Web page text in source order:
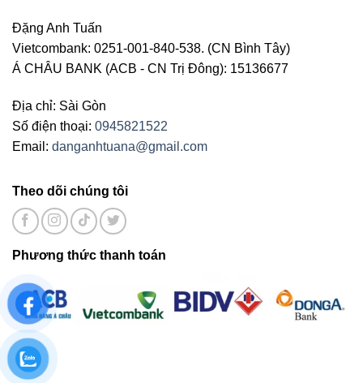
Đặng Anh Tuấn
Vietcombank: 0251-001-840-538. (CN Bình Tây)
Á CHÂU BANK (ACB - CN Trị Đông): 15136677
Địa chỉ: Sài Gòn
Số điện thoại: 0945821522
Email: danganhtuana@gmail.com
Theo dõi chúng tôi
Phương thức thanh toán